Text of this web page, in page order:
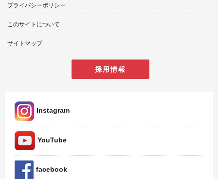
プライバシーポリシー
このサイトについて
サイトマップ
採用情報
Instagram
YouTube
facebook